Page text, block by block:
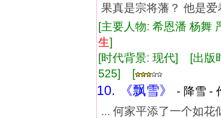
果真是宗将藩？ 他是
[主要人物: 希恩潘 杨
生]
[时代背景: 现代] [出
525] [
10. 《飘雪》
- 降雪 -
... 何家平添了一个